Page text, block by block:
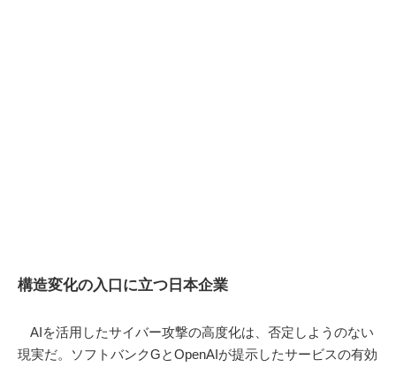
構造変化の入口に立つ日本企業
AIを活用したサイバー攻撃の高度化は、否定しようのない
現実だ。ソフトバンクGとOpenAIが提示したサービスの有効